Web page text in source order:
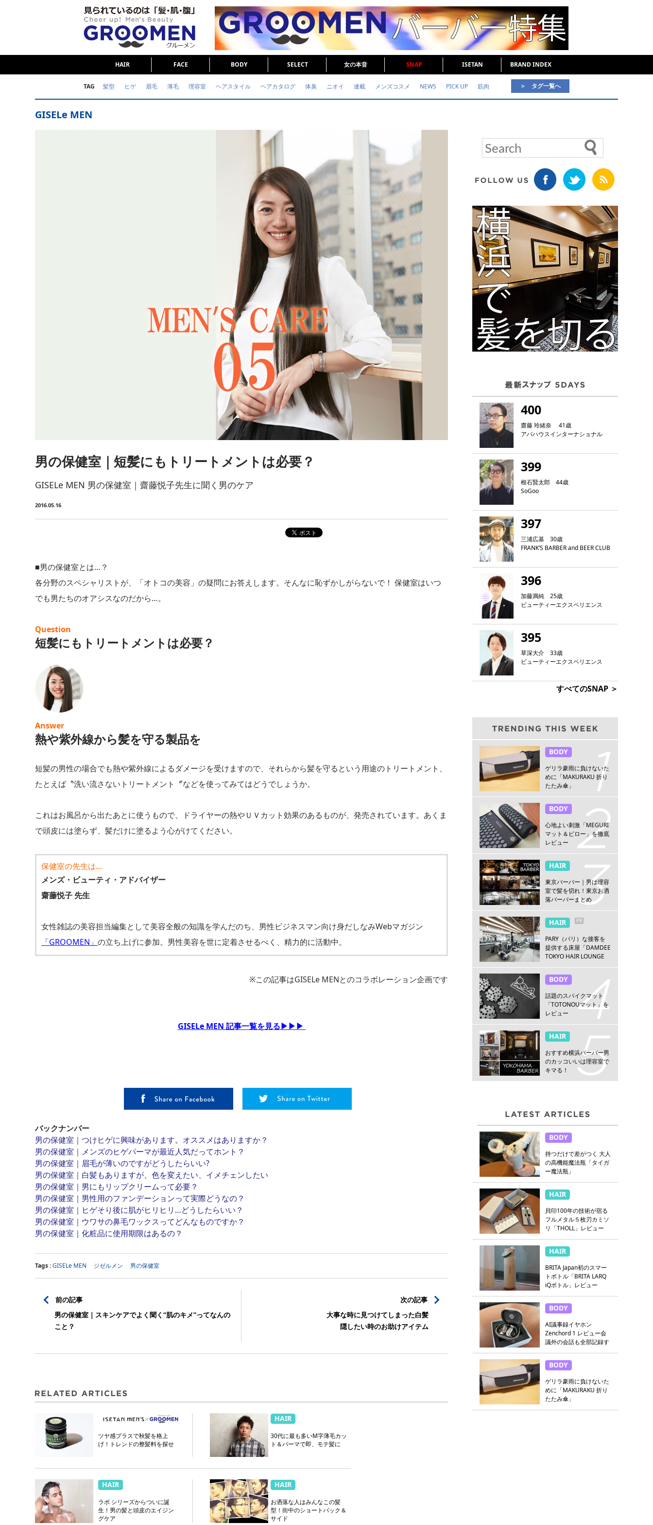
HAIR FACE BODY SELECT 女の本音 SNAP ISETAN BRAND INDEX
TAG 髪型 ヒゲ 眉毛 薄毛 理容室 ヘアスタイル ヘアカタログ 体臭 ニオイ 連載 メンズコスメ NEWS PICK UP 筋肉 ＞ タグ一覧へ
GISELe MEN
男の保健室｜短髪にもトリートメントは必要？
GISELe MEN 男の保健室｜齋藤悦子先生に聞く男のケア
2016.05.16
■男の保健室とは…？
各分野のスペシャリストが、「オトコの美容」の疑問にお答えします。そんなに恥ずかしがらないで！ 保健室はいつ
でも男たちのオアシスなのだから…。
Question
短髪にもトリートメントは必要？
Answer
熱や紫外線から髪を守る製品を
短髪の男性の場合でも熱や紫外線によるダメージを受けますので、それらから髪を守るという用途のトリートメント、
たとえば〝洗い流さないトリートメント〞などを使ってみてはどうでしょうか。
これはお風呂から出たあとに使うもので、ドライヤーの熱やＵＶカット効果のあるものが、発売されています。あくま
で頭皮には塗らず、髪だけに塗るよう心がけてください。
保健室の先生は…
メンズ・ビューティ・アドバイザー
齋藤悦子 先生
女性雑誌の美容担当編集として美容全般の知識を学んだのち、男性ビジネスマン向け身だしなみWebマガジン
「GROOMEN」 の立ち上げに参加。男性美容を世に定着させるべく、精力的に活動中。
※この記事はGISELe MENとのコラボレーション企画です
GISELe MEN 記事一覧を見る▶▶▶
バックナンバー
男の保健室｜つけヒゲに興味があります。オススメはありますか？
男の保健室｜メンズのヒゲパーマが最近人気だってホント？
男の保健室｜眉毛が薄いのですがどうしたらいい?
男の保健室｜白髪もありますが、色を変えたい、イメチェンしたい
男の保健室｜男にもリップクリームって必要？
男の保健室｜男性用のファンデーションって実際どうなの？
男の保健室｜ヒゲそり後に肌がヒリヒリ…どうしたらいい？
男の保健室｜ウワサの鼻毛ワックスってどんなものですか？
男の保健室｜化粧品に使用期限はあるの？
Tags :GISELe MEN ジゼルメン 男の保健室
前の記事
男の保健室｜スキンケアでよく聞く“肌のキメ”ってなんの
こと？
次の記事
大事な時に見つけてしまった白髪
隠したい時のお助けアイテム
ツヤ感プラスで秋髪を格上
げ！トレンドの整髪料を探せ
HAIR
30代に最も多いM字薄毛カッ
ト＆パーマで即、モテ髪に
HAIR
ラボ シリーズからついに誕
生！男の髪と頭皮のエイジン
グケア
HAIR
お洒落な人はみんなこの髪
型！街中のショートバック＆
サイド
400
齋藤 玲緒奈 41歳
アバハウスインターナショナル
399
根石賢太郎 44歳
SoGoo
397
三浦広基 30歳
FRANK‘S BARBER and BEER CLUB
396
加藤満純 25歳
ビューティーエクスペリエンス
395
草深大介 33歳
ビューティーエクスペリエンス
すべてのSNAP ＞
BODY
ゲリラ豪雨に負けないた
めに「MAKURAKU 折り
たたみ傘」
BODY
心地よい刺激「MEGURI
マット＆ピロー」を徹底
レビュー
HAIR
東京バーバー｜男は理容
室で髪を切れ！東京お洒
落バーバーまとめ
HAIR PR
PARY（パリ）な接客を
提供する床屋「DAMDEE
TOKYO HAIR LOUNGE
BODY
話題のスパイクマット
「TOTONOUマット」を
レビュー
HAIR
おすすめ横浜バーバー男
のカッコいいは理容室で
キマる！
BODY
持つだけで差がつく 大人
の高機能魔法瓶「タイガ
ー魔法瓶」
HAIR
貝印100年の技術が宿る
フルメタル５枚刃カミソ
リ「THOLL」レビュー
HAIR
BRITA Japan初のスマー
トボトル「BRITA LARQ
iQボトル」レビュー
BODY
AI議事録イヤホン
Zenchord 1 レビュー会
議外の会話も全部記録す
BODY
ゲリラ豪雨に負けないた
めに「MAKURAKU 折り
たたみ傘」